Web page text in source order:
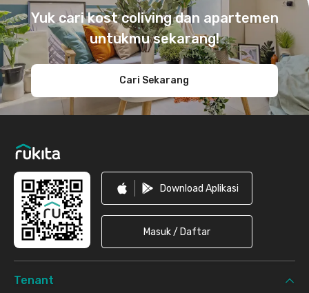
Yuk cari kost coliving dan apartemen
untukmu sekarang!
Cari Sekarang
Download Aplikasi
Masuk / Daftar
Tenant